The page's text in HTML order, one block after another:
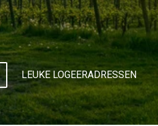
LEUKE LOGEERADRESSEN